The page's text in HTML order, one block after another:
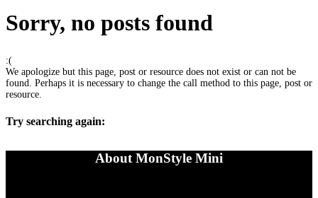
Sorry, no posts found
:(
We apologize but this page, post or resource does not exist or can not be
found. Perhaps it is necessary to change the call method to this page, post or
resource.
Try searching again:
About MonStyle Mini